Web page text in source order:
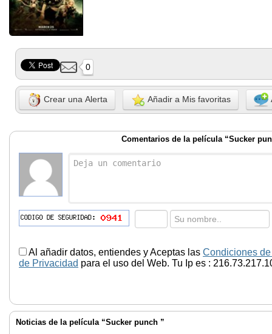
0
Crear una Alerta Añadir a Mis favoritas
Comentarios de la película “Sucker
Al añadir datos, entiendes y Aceptas las Condiciones
de Privacidad para el uso del Web. Tu Ip es :
Noticias de la película “Sucker punch ”